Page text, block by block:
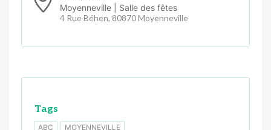
Moyenneville | Salle des fêtes
4 Rue Béhen, 80870 Moyenneville
Tags
ABC MOYENNEVILLE